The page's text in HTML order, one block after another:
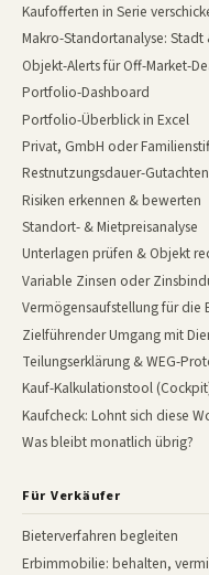
Kaufofferten in Serie
Makro-Standortanalyse: Stadt
Objekt-Alerts für Off-Market-
Portfolio-Dashboard
Portfolio-Überblick in Excel
Privat, GmbH oder
Restnutzungsdauer-Gutachten
Risiken erkennen & bewerten
Standort- & Mietpreisanalyse
Unterlagen prüfen & Objekt
Variable Zinsen oder
Vermögensaufstellung für die
Zielführender Umgang mit
Teilungserklärung & WEG-
Kauf-Kalkulationstool
Kaufcheck: Lohnt sich diese
Was bleibt monatlich übrig?
Für Verkäufer
Bieterverfahren begleiten
Erbimmobilie: behalten,